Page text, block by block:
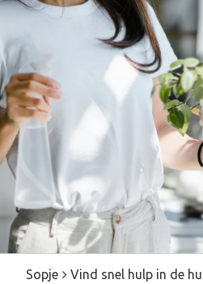
Sopje Vind snel hulp in de